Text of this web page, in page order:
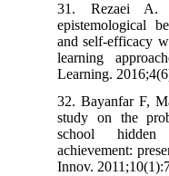
31. Rezaei A.
epistemological
and self-efficacy
learning
Learning.
32. Bayanfar F,
study on the
school
achievement:
Innov.